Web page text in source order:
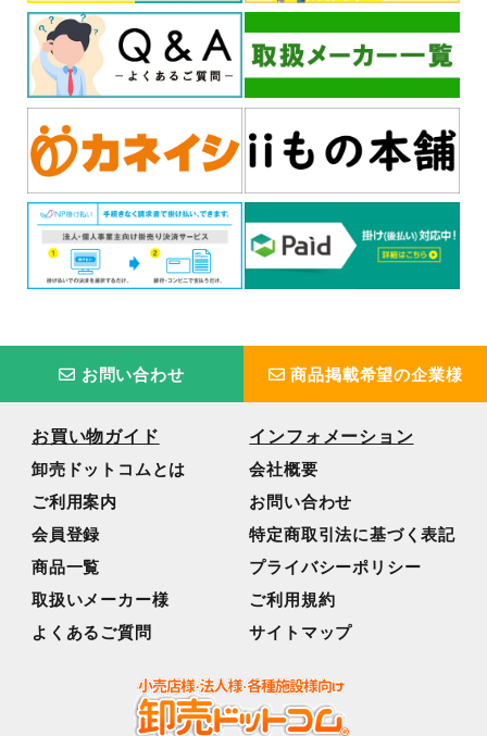
お問い合わせ 商品掲載希望の企業様
お買い物ガイド
卸売ドットコムとは
ご利用案内
会員登録
商品一覧
取扱いメーカー様
よくあるご質問
インフォメーション
会社概要
お問い合わせ
特定商取引法に基づく表記
プライバシーポリシー
ご利用規約
サイトマップ